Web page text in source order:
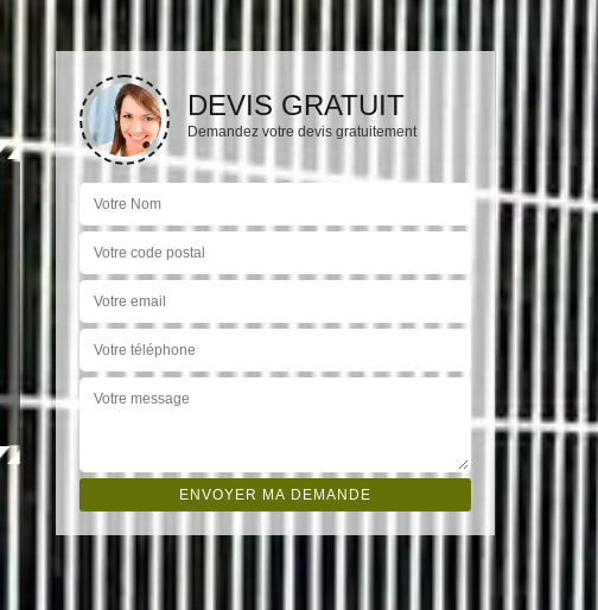
DEVIS GRATUIT
Demandez votre devis gratuitement